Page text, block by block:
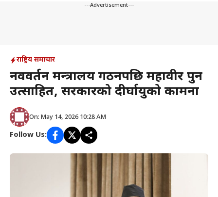
---Advertisement---
राष्ट्रिय समाचार
नवप्रवर्तन मन्त्रालय गठनपछि महावीर पुन
उत्साहित, सरकारको दीर्घायुको कामना
On: May 14, 2026 10:28 AM
Follow Us: